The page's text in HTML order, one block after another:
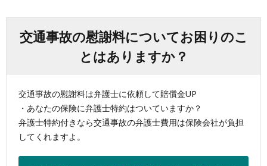
交通事故の慰謝料についてお困りのこ
とはありますか？
交通事故の慰謝料は弁護士に依頼して賠償金UP
・あなたの保険に弁護士特約はついていますか？
弁護士特約付きなら交通事故の弁護士費用は保険会社が負担
してくれますよ。